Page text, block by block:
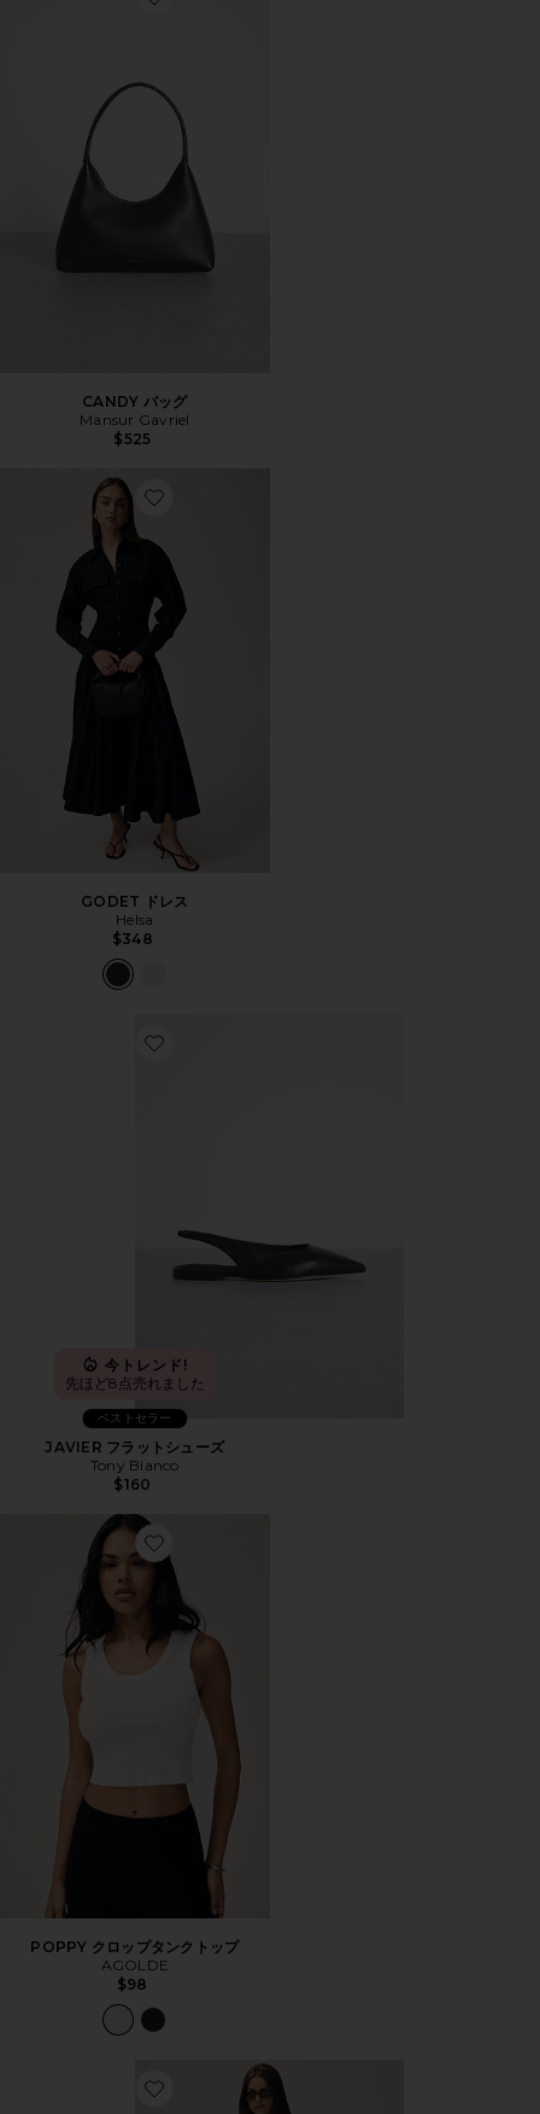
Favorite CANDY バッグ
CANDY バッグ
Mansur Gavriel
$525
Favorite GODET ドレス
GODET ドレス
Helsa
$348
Favorite JAVIER フラットシューズ
今トレンド!
先ほど8点売れました
ベストセラー
JAVIER フラットシューズ
Tony Bianco
$160
Favorite POPPY クロップタンクトップ
POPPY クロップタンクトップ
AGOLDE
$98
Favorite VINTAGE ワイドレッグ